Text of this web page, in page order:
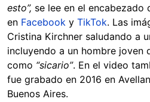
esto”, se lee en el encabezado
en Facebook y TikTok. Las
Cristina Kirchner saludando a
incluyendo a un hombre joven
como “sicario”. En el video
fue grabado en 2016 en
Buenos Aires.